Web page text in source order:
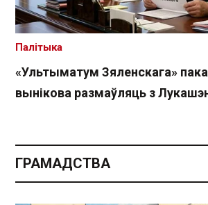
«Ультыматум Зяленскага»
вынікова размаўляць з
Палітыка
ГРАМАДСТВА